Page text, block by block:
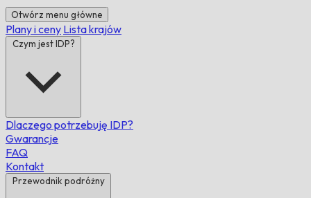
Otwórz menu główne
Plany i ceny Lista krajów
Czym jest IDP?
Dlaczego potrzebuję IDP?
Gwarancje
FAQ
Kontakt
Przewodnik podróżny